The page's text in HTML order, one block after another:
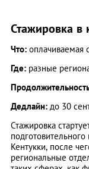
Стажировка в
Что: оплачиваемая
Где: разные
Дедлайн: до 30
Стажировка
Кентукки, после
региональные